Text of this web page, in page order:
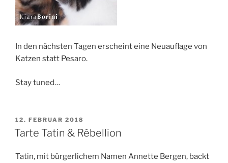
In den nächsten Tagen erscheint eine Neuauflage von
Katzen statt Pesaro.
Stay tuned…
VERÖFFENTLICHT
AM
12. FEBRUAR 2018
Tarte Tatin & Rébellion
Tatin, mit bürgerlichem Namen Annette Bergen, backt